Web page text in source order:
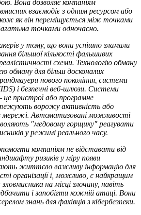
Вона дозволяє компаніям
взаємодіє з одним ресурсом або
як він переміщується між точками
точками одночасно.
у тому, що вони успішно зламали
більшої кількості фальшивих
схеми. Технологію обману
обману для більш досконалих
нового покоління, системи
і безпечні веб-шлюзи. Системи
це пристрої або програмне
ворожу активність або
мережі. Автоматизовані можливості
"медовому горщику" реагувати
у режимі реального часу.
компаніям не відставати від
ризиків у міру появи
життєво важливу інформацію для
організації і, можливо, є найкращим
зловмисника на місці злочину, навіть
і запобігти кожній атаці. Вони
знань для фахівців з кібербезпеки.